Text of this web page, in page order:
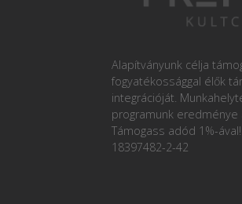
Alapítványunk célja
fogyatékossággal élők
integrációját.
programunk eredménye
Támogass adód 1%-
18397482-2-42